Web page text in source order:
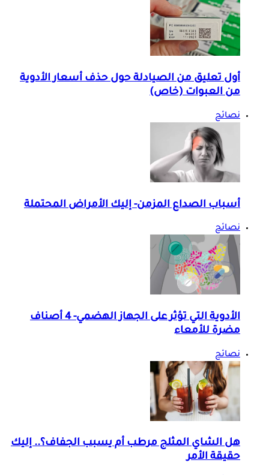
أول تعليق من الصيادلة حول حذف أسعار الأدوية
من العبوات (خاص)
نصائح
أسباب الصداع المزمن- إليك الأمراض المحتملة
نصائح
الأدوية التي تؤثر على الجهاز الهضمي- 4 أصناف
مضرة للأمعاء
نصائح
هل الشاي المثلج مرطب أم يسبب الجفاف؟.. إليك
حقيقة الأمر